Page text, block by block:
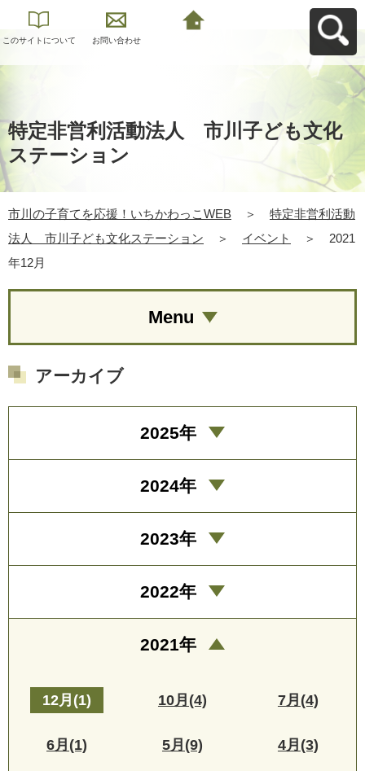
このサイトについて お問い合わせ
特定非営利活動法人 市川子ども文化
ステーション
市川の子育てを応援！いちかわっこWEB ＞
特定非営利活動
法人 市川子ども文化ステーション
＞ イベント ＞
2021
年12月
Menu
アーカイブ
2025年
2024年
2023年
2022年
2021年
12月(1) 10月(4) 7月(4)
6月(1) 5月(9) 4月(3)